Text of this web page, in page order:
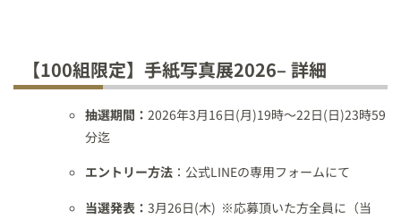
【100組限定】手紙写真展2026– 詳細
抽選期間： 2026年3月16日(月)19時〜22日(日)23時59
分迄
エントリー方法 ：公式LINEの専用フォームにて
当選発表： 3月26日(木) ※応募頂いた方全員に（当